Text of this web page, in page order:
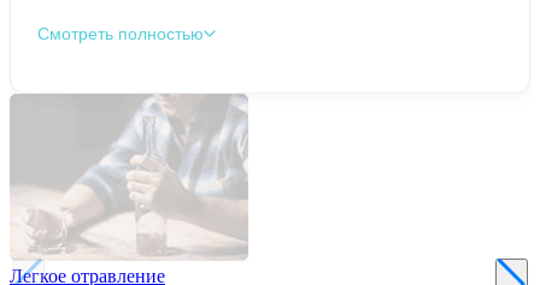
Смотреть полностью
Легкое отравление